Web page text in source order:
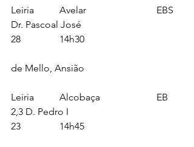
Leiria		Avelar			EBS
Dr. Pascoal José
28		14h30
de Mello, Ansião
Leiria		Alcobaça			EB
2,3 D. Pedro I
23		14h45